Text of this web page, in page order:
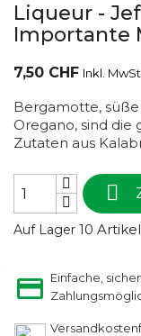
Liqueur -
Importante
7,50 CHF Inkl. MwSt.
Bergamotte, süße
Oregano, sind
Zutaten aus

Auf Lager 10 Artikel
Einfache,